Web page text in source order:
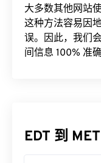
大多数其他网站
这种方法容易因
误。因此，我们
间信息 100% 准确
EDT 到